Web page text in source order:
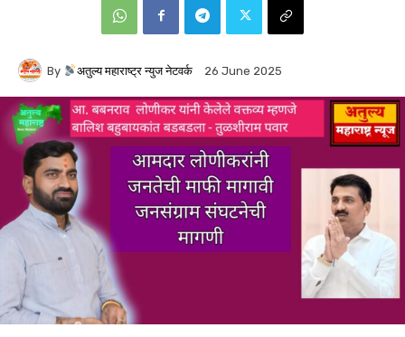
By अतुल्य महाराष्ट्र न्युज नेटवर्क 26 June 2025